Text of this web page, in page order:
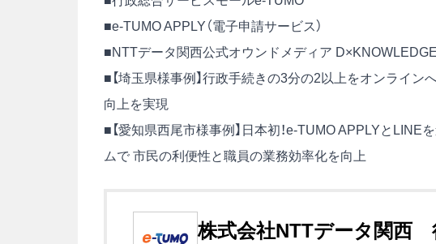
■e-TUMO APPLY（電子申請サービス）
■NTTデータ関西公式オウンドメディア D×KNOWLEDGE
■ 【埼玉県様事例】行政手続きの3分の2以上をオンライ
向上を実現
■ 【愛知県西尾市様事例】日本初！e-TUMO APPLYと
ムで 市民の利便性と職員の業務効率化を向上
株式会社NTTデータ関西